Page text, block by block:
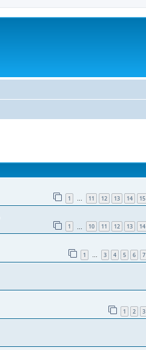
1 … 11 12 13 14 15
1 10 11 12 13 14
1 … 3 4 5 6 7
1 2 3